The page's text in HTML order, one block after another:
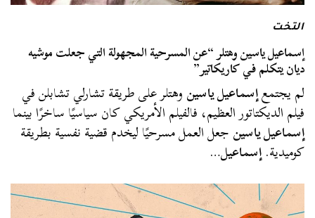
التخت
إسماعيل ياسين وهتلر “عن المسرحية المجهولة التي جعلت موشيه
ديان يتكلم في كاريكاتير”
لم يجتمعإسماعيل ياسينوهتلر على طريقة تشارلي تشابلن في
فيلم الديكتاتور العظيم، فالفيلم الأمريكي كان سياسيًا ساخرًا بينما
إسماعيل ياسينجعل العمل مسرحيًا ليخدم قضية نفسية بطريقة
كوميدية.إسماعيل…